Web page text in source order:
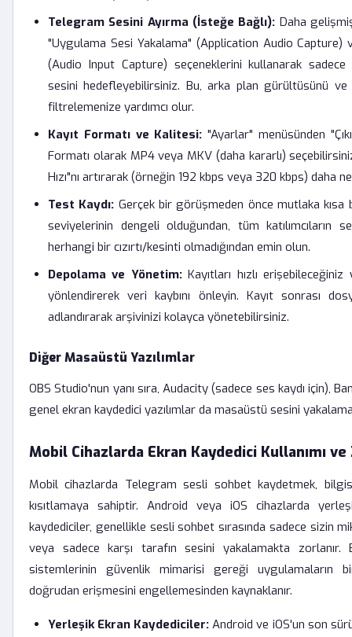
Telegram Sesini Ayırma (İsteğe Bağlı): Daha
"Uygulama Sesi Yakalama" (Application Audio Capture)
(Audio Input Capture) seçeneklerini kullanarak sadece
sesini hedefleyebilirsiniz. Bu, arka plan gürültüsünü
filtrelemenize yardımcı olur.
Kayıt Formatı ve Kalitesi: "Ayarlar" menüsünden
Formatı olarak MP4 veya MKV (daha kararlı)
Hızı"nı artırarak (örneğin 192 kbps veya 320 kbps) daha
Test Kaydı: Gerçek bir görüşmeden önce mutlaka kısa
seviyelerinin dengeli olduğundan, tüm katılımcıların
herhangi bir cızırtı/kesinti olmadığından emin olun.
Depolama ve Yönetim:Kayıtları hızlı
yönlendirerek veri kaybını önleyin. Kayıt sonrası
adlandırarak arşivinizi kolayca yönetebilirsiniz.
Diğer Masaüstü Yazılımlar
OBS Studio'nun yanı sıra, Audacity (sadece ses kaydı için),
genel ekran kaydedici yazılımlar da masaüstü sesini
Mobil Cihazlarda Ekran Kaydedici Kullanımı
Mobil cihazlarda Telegram sesli sohbet kaydetmek,
kısıtlamaya sahiptir. Android veya iOS cihazlarda
kaydediciler, genellikle sesli sohbet sırasında sadece sizin
veya sadece karşı tarafın sesini yakalamakta
sistemlerinin güvenlik mimarisi gereği uygulamaların
doğrudan erişmesini engellemesinden kaynaklanır.
Yerleşik Ekran Kaydediciler: Android ve iOS'un son